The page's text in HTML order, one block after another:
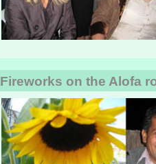
Fireworks on the Alofa